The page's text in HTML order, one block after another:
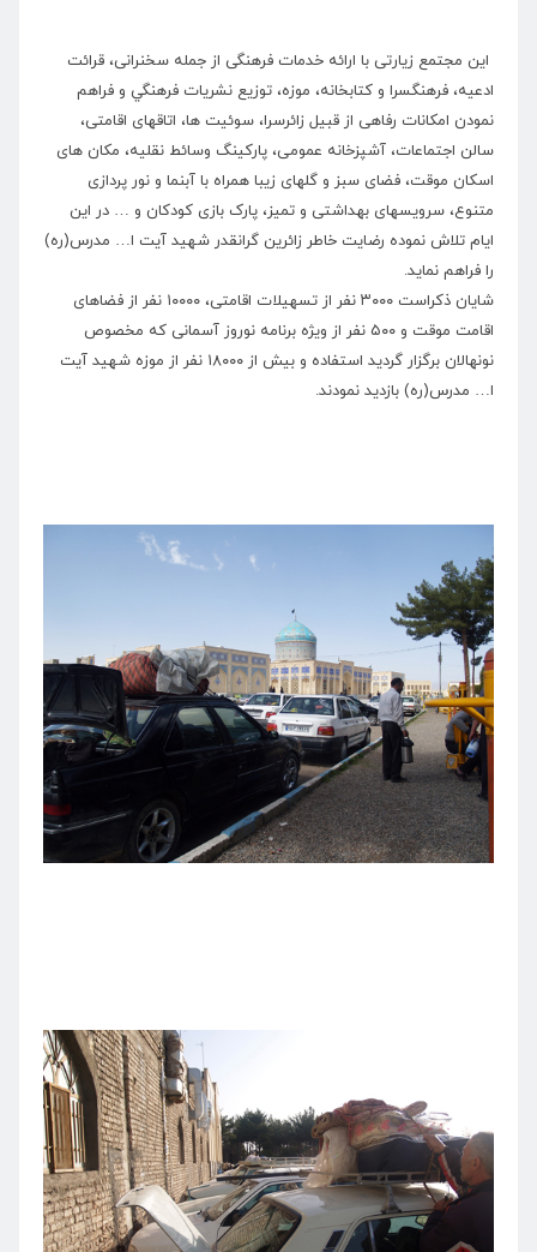
این مجتمع زیارتی با ارائه خدمات فرهنگی از جمله سخنرانی، قرائت
ادعیه، فرهنگسرا و کتابخانه، موزه، توزيع نشريات فرهنگي و فراهم
نمودن امکانات رفاهی از قبیل زائرسرا، سوئیت ها، اتاقهای اقامتی،
سالن اجتماعات، آشپزخانه عمومی، پارکینگ وسائط نقلیه، مکان های
اسكان موقت، فضای سبز و گلهای زیبا همراه با آبنما و نور پردازی
متنوع، سرویسهای بهداشتی و تمیز، پارک بازی کودکان و … در این
ایام تلاش نموده رضایت خاطر زائرین گرانقدر شهید آیت ا… مدرس(ره)
را فراهم نماید.
شایان ذکراست ۳۰۰۰ نفر از تسهیلات اقامتی، ۱۰۰۰۰ نفر از فضاهای
اقامت موقت و ۵۰۰ نفر از ویژه برنامه نوروز آسمانی که مخصوص
نونهالان برگزار گردید استفاده و بیش از ۱۸۰۰۰ نفر از موزه شهید آیت
ا… مدرس(ره) بازدید نمودند.